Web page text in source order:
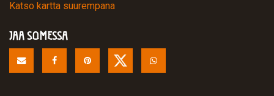
Katso kartta suurempana
JAA SOMESSA